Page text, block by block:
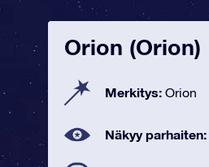
Orion (Orion)
Merkitys: Orion
Näkyy parhaiten: